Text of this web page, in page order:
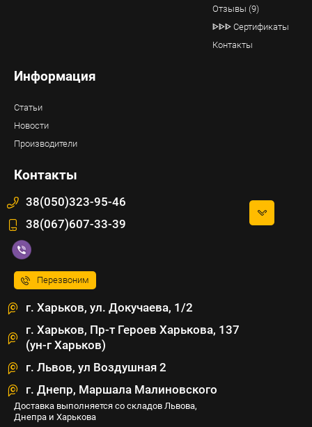
Отзывы (9)
ᐈᐈᐈ Сертификаты
Контакты
Информация
Статьи
Новости
Производители
Контакты
38(050)323-95-46
38(067)607-33-39
Перезвоним
г. Харьков, ул. Докучаева, 1/2
г. Харьков, Пр-т Героев Харькова, 137
(ун-г Харьков)
г. Львов, ул Воздушная 2
г. Днепр, Маршала Малиновского
Доставка выполняется со складов Львова,
Днепра и Харькова